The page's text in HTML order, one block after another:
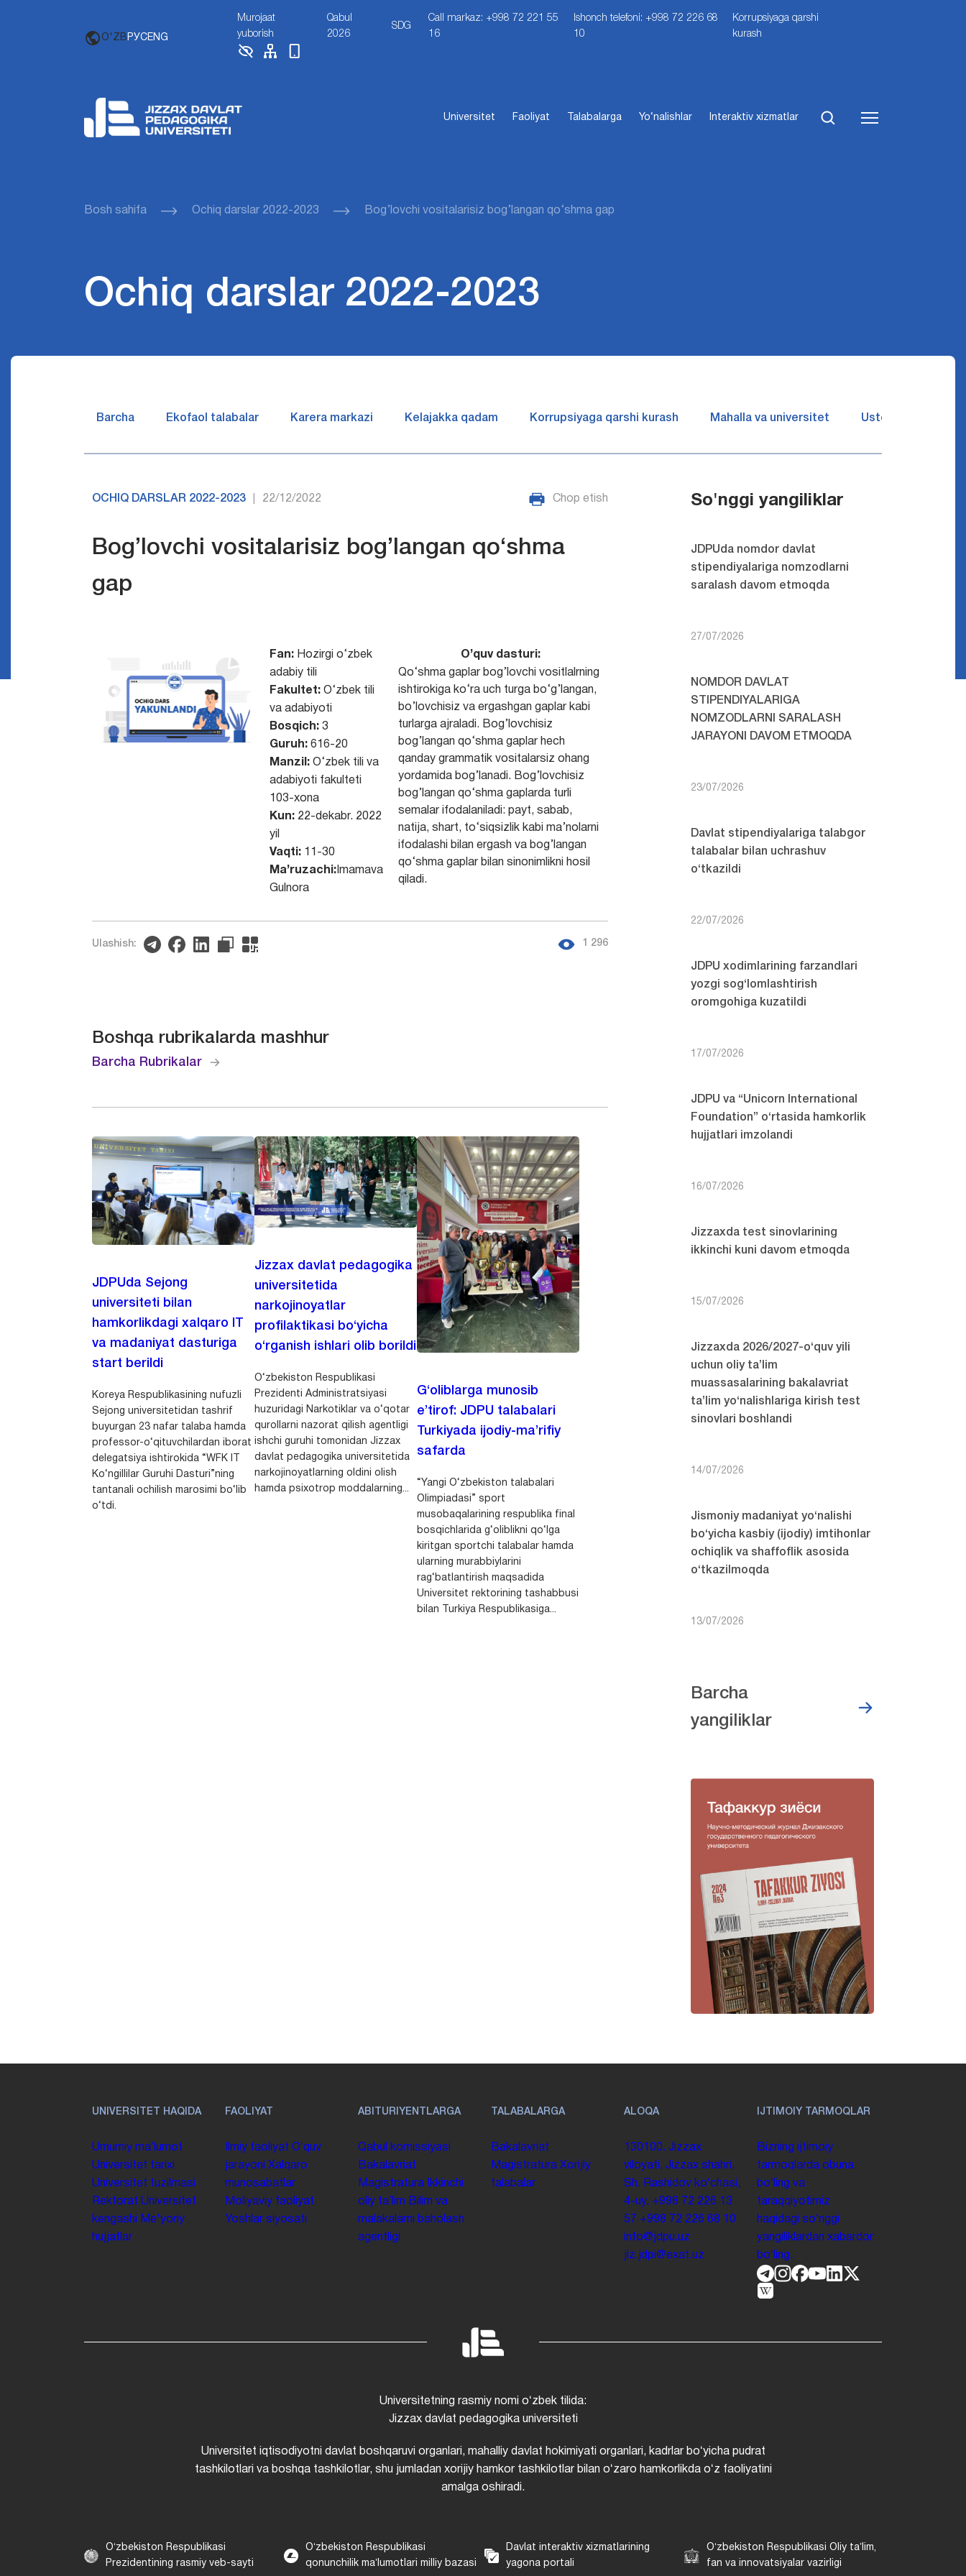
O'ZB РУСENG
Murojaat
yuborish
Qabul
2026
SDG
Call markaz: +998 72 221 55
16
Ishonch telefoni: +998 72 226 68
10
Korrupsiyaga qarshi
kurash
Universitet Faoliyat Talabalarga Yo‘nalishlar Interaktiv xizmatlar
Bosh sahifa Ochiq darslar 2022-2023 Bog’lovchi vositalarisiz bog’langan qo‘shma gap
Ochiq darslar 2022-2023
Barcha Ekofaol talabalar Karera markazi Kelajakka qadam Korrupsiyaga qarshi kurash Mahalla va universitet Ustozlar suhbatin
OCHIQ DARSLAR 2022-2023 22/12/2022 Chop etish
Bog’lovchi vositalarisiz bog’langan qo‘shma
gap
Fan: Hozirgi o‘zbek
adabiy tili
Fakultet:O‘zbek tili
va adabiyoti
Bosqich:3
Guruh:616-20
Manzil:O‘zbek tili va
adabiyoti fakulteti
103-xona
Kun: 22-dekabr. 2022
yil
Vaqti:11-30
Ma’ruzachi:Imamava
Gulnora
O’quv dasturi:
Qo‘shma gaplar bog’lovchi vositlalrning
ishtirokiga ko‘ra uch turga bo‘g’langan,
bo’lovchisiz va ergashgan gaplar kabi
turlarga ajraladi. Bog’lovchisiz
bog’langan qo‘shma gaplar hech
qanday grammatik vositalarsiz ohang
yordamida bog’lanadi. Bog’lovchisiz
bog’langan qo‘shma gaplarda turli
semalar ifodalaniladi: payt, sabab,
natija, shart, to‘siqsizlik kabi ma’nolarni
ifodalashi bilan ergash va bog’langan
qo‘shma gaplar bilan sinonimlikni hosil
qiladi.
Ulashish: 1 296
Boshqa rubrikalarda mashhur
Barcha Rubrikalar
JDPUda Sejong
universiteti bilan
hamkorlikdagi xalqaro IT
va madaniyat dasturiga
start berildi
Koreya Respublikasining nufuzli
Sejong universitetidan tashrif
buyurgan 23 nafar talaba hamda
professor-o‘qituvchilardan iborat
delegatsiya ishtirokida “WFK IT
Ko‘ngillilar Guruhi Dasturi”ning
tantanali ochilish marosimi bo‘lib
o‘tdi.
Jizzax davlat pedagogika
universitetida
narkojinoyatlar
profilaktikasi bo‘yicha
o‘rganish ishlari olib borildi
O‘zbekiston Respublikasi
Prezidenti Administratsiyasi
huzuridagi Narkotiklar va o‘qotar
qurollarni nazorat qilish agentligi
ishchi guruhi tomonidan Jizzax
davlat pedagogika universitetida
narkojinoyatlarning oldini olish
hamda psixotrop moddalarning...
G‘oliblarga munosib
e’tirof: JDPU talabalari
Turkiyada ijodiy-ma’rifiy
safarda
“Yangi O‘zbekiston talabalari
Olimpiadasi” sport
musobaqalarining respublika final
bosqichlarida g‘oliblikni qo‘lga
kiritgan sportchi talabalar hamda
ularning murabbiylarini
rag‘batlantirish maqsadida
Universitet rektorining tashabbusi
bilan Turkiya Respublikasiga...
So'nggi yangiliklar
JDPUda nomdor davlat
stipendiyalariga nomzodlarni
saralash davom etmoqda
27/07/2026
NOMDOR DAVLAT
STIPENDIYALARIGA
NOMZODLARNI SARALASH
JARAYONI DAVOM ETMOQDA
23/07/2026
Davlat stipendiyalariga talabgor
talabalar bilan uchrashuv
o‘tkazildi
22/07/2026
JDPU xodimlarining farzandlari
yozgi sog‘lomlashtirish
oromgohiga kuzatildi
17/07/2026
JDPU va “Unicorn International
Foundation” o‘rtasida hamkorlik
hujjatlari imzolandi
16/07/2026
Jizzaxda test sinovlarining
ikkinchi kuni davom etmoqda
15/07/2026
Jizzaxda 2026/2027-o‘quv yili
uchun oliy ta’lim
muassasalarining bakalavriat
ta’lim yo‘nalishlariga kirish test
sinovlari boshlandi
14/07/2026
Jismoniy madaniyat yo‘nalishi
bo‘yicha kasbiy (ijodiy) imtihonlar
ochiqlik va shaffoflik asosida
o‘tkazilmoqda
13/07/2026
Barcha
yangiliklar
UNIVERSITET HAQIDA
Umumiy maʼlumot
Universitet tarixi
Universitet tuzilmasi
Rektorat Universitet
kengashi
Me'yoriy
hujjatlar
FAOLIYAT
Ilmiy faoliyat Oʻquv
jarayoni Xalqaro
munosabatlar
Moliyaviy faoliyat
Yoshlar siyosati
ABITURIYENTLARGA
Qabul komissiyasi
Bakalavriat
Magistratura
Ikkinchi
oliy taʼlim Bilim va
malakalarni baholash
agentligi
TALABALARGA
Bakalavriat
Magistratura Xorijiy
talabalar
ALOQA
130100. Jizzax
viloyati, Jizzax shahri,
Sh. Rashidov koʻchasi,
4-uy. +998 72 226 13
57 +998 72 226 68 10
info@jdpu.uz
jiz.jdpi@exat.uz
IJTIMOIY TARMOQLAR
Bizning ijtimoiy
tarmoqlarda obuna
boʻling va
taraqqiyotimiz
haqidagi soʻnggi
yangiliklardan xabardor
boʻling.
Universitetning rasmiy nomi oʻzbek tilida:
Jizzax davlat pedagogika universiteti
Universitet iqtisodiyotni davlat boshqaruvi organlari, mahalliy davlat hokimiyati organlari, kadrlar boʻyicha pudrat
tashkilotlari va boshqa tashkilotlar, shu jumladan xorijiy hamkor tashkilotlar bilan oʻzaro hamkorlikda oʻz faoliyatini
amalga oshiradi.
Oʻzbekiston Respublikasi
Prezidentining rasmiy veb-sayti
Oʻzbekiston Respublikasi
qonunchilik maʼlumotlari milliy bazasi
Davlat interaktiv xizmatlarining
yagona portali
Oʻzbekiston Respublikasi Oliy taʼlim,
fan va innovatsiyalar vazirligi